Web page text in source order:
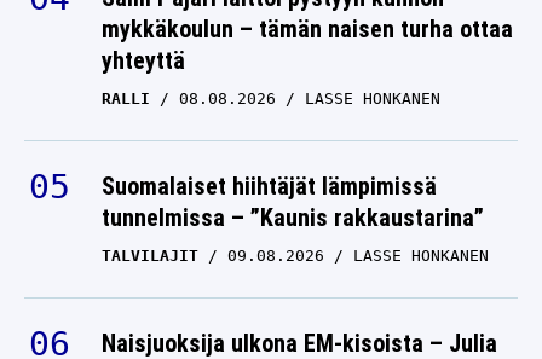
mykkäkoulun – tämän naisen turha ottaa
yhteyttä
RALLI 08.08.2026 LASSE HONKANEN
Suomalaiset hiihtäjät lämpimissä
tunnelmissa – ”Kaunis rakkaustarina”
TALVILAJIT 09.08.2026 LASSE HONKANEN
Naisjuoksija ulkona EM-kisoista – Julia